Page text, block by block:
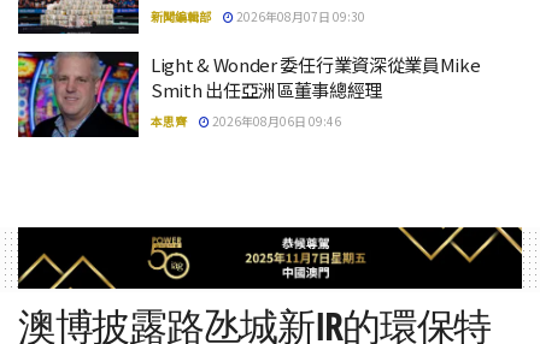
新聞編輯部 2026年08月07日 09:30
Light & Wonder 委任行業資深從業員Mike
Smith 出任亞洲區董事總經理
本思齊 2026年08月06日 09:46
澳博披露路氹城新IR的環保特